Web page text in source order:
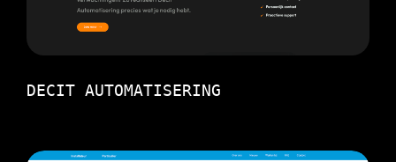
DECIT AUTOMATISERING